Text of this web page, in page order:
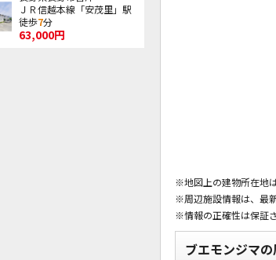
ＪＲ信越本線「安茂里」駅
徒歩7分
63,000円
※地図上の建物所在地
※周辺施設情報は、最
※情報の正確性は保証
ブエモンジマ